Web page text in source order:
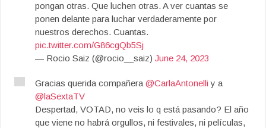
pongan otras. Que luchen otras. A ver cuantas se
ponen delante para luchar verdaderamente por
nuestros derechos. Cuantas.
pic.twitter.com/G86cgQb5Sj
— Rocio Saiz (@rocio__saiz) June 24, 2023
Gracias querida compañera @CarlaAntonelli y a
@laSextaTV
Despertad, VOTAD, no veis lo q está pasando? El año
que viene no habrá orgullos, ni festivales, ni películas,